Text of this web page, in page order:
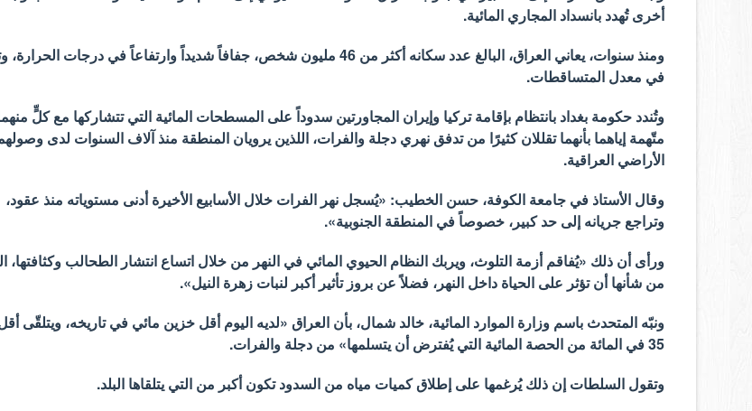
أخرى تُهدد بانسداد المجاري المائية.
ومنذ سنوات، يعاني العراق، البالغ عدد سكانه أكثر من 46 مليون شخص، جفافاً شديداً وارتفاعاً في درجات
في معدل المتساقطات.
وتُندد حكومة بغداد بانتظام بإقامة تركيا وإيران المجاورتين سدوداً على المسطحات المائية التي تتشاركها مع كلٍّ
متّهمة إياهما بأنهما تقللان كثيرًا من تدفق نهري دجلة والفرات، اللذين يرويان المنطقة منذ آلاف السنوات لدى
الأراضي العراقية.
وقال الأستاذ في جامعة الكوفة، حسن الخطيب: «يُسجل نهر الفرات خلال الأسابيع الأخيرة أدنى مستوياته منذ عقود،
وتراجع جريانه إلى حد كبير، خصوصاً في المنطقة الجنوبية».
ورأى أن ذلك «يُفاقم أزمة التلوث، ويربك النظام الحيوي المائي في النهر من خلال اتساع انتشار الطحالب وكثافتها،
من شأنها أن تؤثر على الحياة داخل النهر، فضلاً عن بروز تأثير أكبر لنبات زهرة النيل».
ونبّه المتحدث باسم وزارة الموارد المائية، خالد شمال، بأن العراق «لديه اليوم أقل خزين مائي في تاريخه، ويتلقّى
35 في المائة من الحصة المائية التي يُفترض أن يتسلمها» من دجلة والفرات.
وتقول السلطات إن ذلك يُرغمها على إطلاق كميات مياه من السدود تكون أكبر من التي يتلقاها البلد.